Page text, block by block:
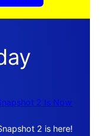
2 Is Now
2 is here!